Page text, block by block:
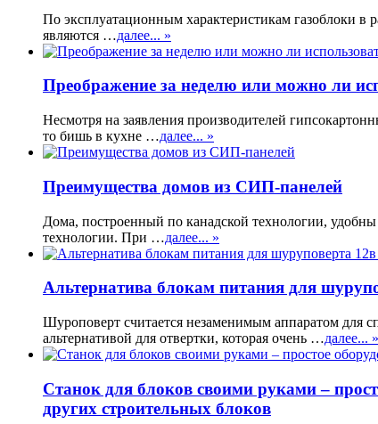
По эксплуатационным характеристикам газоблоки в
являются …далее... »
Преображение за неделю или можно ли
Несмотря на заявления производителей
то бишь в кухне …далее... »
Преимущества домов из СИП-панелей
Дома, построенный по канадской технологии,
технологии. При …далее... »
Альтернатива блокам питания для
Шуроповерт считается незаменимым аппаратом для
альтернативой для отвертки, которая очень …далее... »
Станок для блоков своими руками –
других строительных блоков